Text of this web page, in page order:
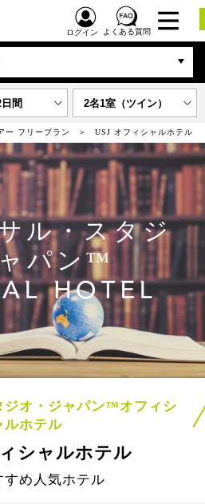
ログイン よくある質問
間 2名1室（ツイン）
ー フリープラン USJ オフィシャルホテル
ル・スタジ
ャパン™
HOTEL
ジオ・ジャパン™オフィシ
ルホテル
シャルホテル
すめ人気ホテル